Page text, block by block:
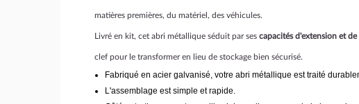
matières premières, du matériel, des véhicules.
Livré en kit, cet abri métallique séduit par ses capacités d'extension et
clef pour le transformer en lieu de stockage bien sécurisé.
Fabriqué en acier galvanisé, votre abri métallique est traité
L'assemblage est simple et rapide.